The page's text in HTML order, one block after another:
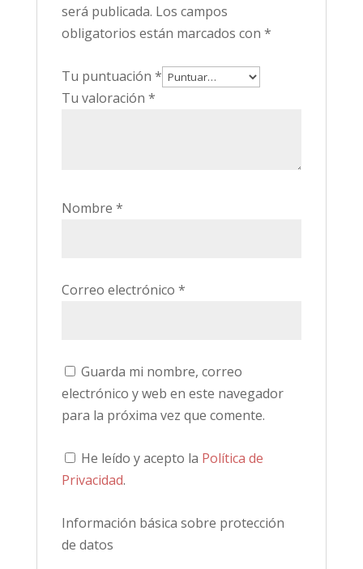
será publicada. Los campos
obligatorios están marcados con *
Tu puntuación *
Tu valoración *
Nombre *
Correo electrónico *
Guarda mi nombre, correo
electrónico y web en este navegador
para la próxima vez que comente.
He leído y acepto la Política de
Privacidad.
Información básica sobre protección
de datos